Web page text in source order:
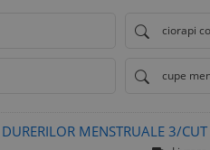
ciorapi
cupe
MENSTRUALE 3/CUT